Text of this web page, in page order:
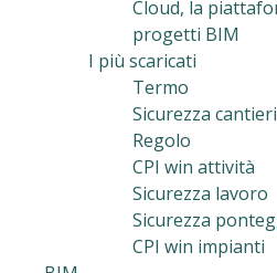
Cloud, la
progetti BIM
I più scaricati
Termo
Sicurezza cantieri
Regolo
CPI win attività
Sicurezza lavoro
Sicurezza
CPI win impianti